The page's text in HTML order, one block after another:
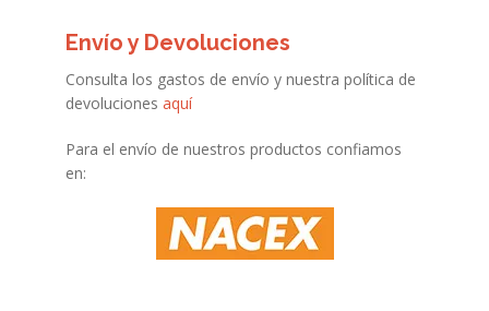
Envío y Devoluciones
Consulta los gastos de envío y nuestra política de
devoluciones aquí
Para el envío de nuestros productos confiamos
en: